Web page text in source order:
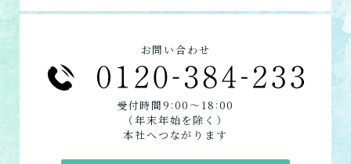
お問い合わせ
受付時間9 :00〜18 :00
（年末年始を除く）
本社へつながります